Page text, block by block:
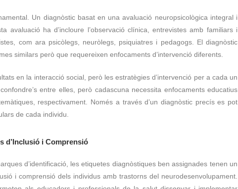
Un diagnòstic basat en una avaluació neuropsicològica integral i
avaluació ha d’incloure l’observació clínica, entrevistes amb familiars i
com ara psicòlegs, neuròlegs, psiquiatres i pedagogs. El diagnòstic
similars però que requereixen enfocaments d’intervenció diferents.
en la interacció social, però les estratègies d’intervenció per a cada un
entre elles, però cadascuna necessita enfocaments educatius
respectivament. Només a través d’un diagnòstic precís es pot
de cada individu.
d’Inclusió i Comprensió
d’identificació, les etiquetes diagnòstiques ben assignades tenen un
i comprensió dels individus amb trastorns del neurodesenvolupament.